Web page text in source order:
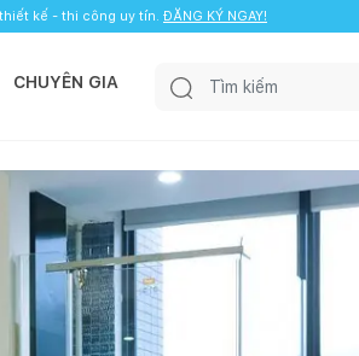
kế - thi công uy tín. ĐĂNG KÝ NGAY!
CHUYÊN GIA